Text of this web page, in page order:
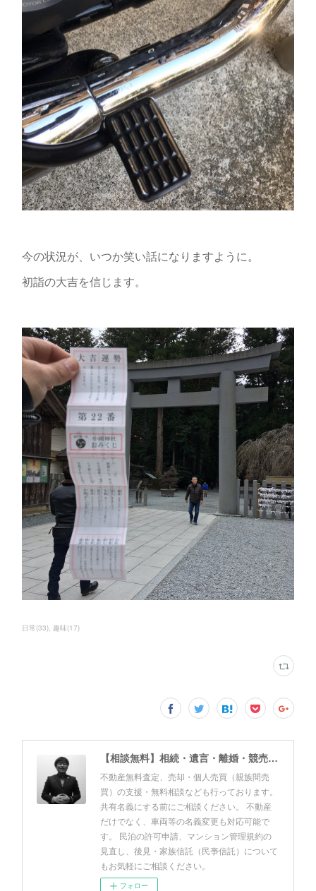
今の状況が、いつか笑い話になりますように。
初詣の大吉を信じます。
日常(33) 趣味(17)
【相談無料】相続・遺言・離婚・競売・風営法・民泊申請・個人売買 佐野友美行政書士事務所（静岡県富士市）
不動産無料査定、売却・個人売買（親族間売
買）の支援・無料相談なども行っております。
共有名義にする前にご相談ください。 不動産
だけでなく、車両等の名義変更も対応可能で
す。 民泊の許可申請、マンション管理規約の
見直し、後見・家族信託（民亊信託）について
もお気軽にご相談ください。
フォロー